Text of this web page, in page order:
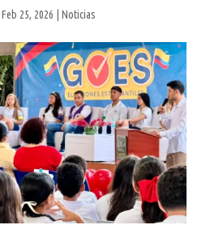
Feb 25, 2026 Noticias